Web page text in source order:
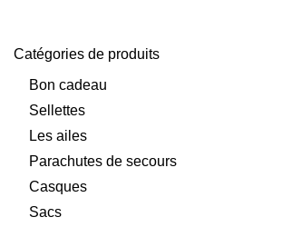
Catégories de produits
Bon cadeau
Sellettes
Les ailes
Parachutes de secours
Casques
Sacs